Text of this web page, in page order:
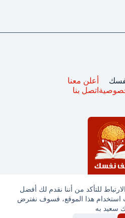
للتأكد من أننا نقدم لك أفضل
استخدام هذا الموقع، فسوف نفترض
سعيد به
© ثقف نفسك 2025
أعلن معنا
اتصل بنا